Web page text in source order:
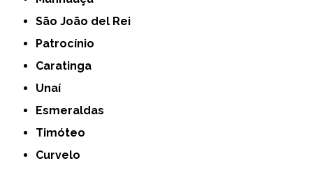
São João del Rei
Patrocínio
Caratinga
Unaí
Esmeraldas
Timóteo
Curvelo